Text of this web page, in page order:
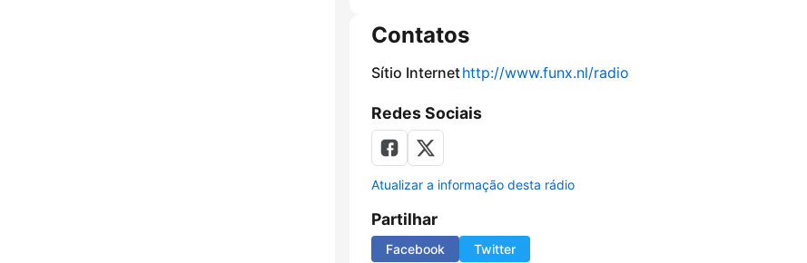
Contatos
Sítio Internethttp://www.funx.nl/radio
Redes Sociais
Atualizar a informação desta rádio
Partilhar
Facebook Twitter